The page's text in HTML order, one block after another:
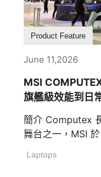
Product Feature
June 11,2026
MSI
旗艦級效能到日
簡介 Computex
舞台之一，MSI
Laptops